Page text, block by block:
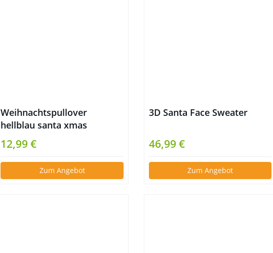
Weihnachtspullover
hellblau santa xmas
12,99 €
Zum Angebot
3D Santa Face Sweater
46,99 €
Zum Angebot